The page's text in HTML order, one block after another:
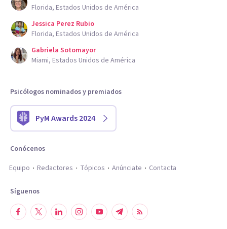
Florida, Estados Unidos de América
Jessica Perez Rubio
Florida, Estados Unidos de América
Gabriela Sotomayor
Miami, Estados Unidos de América
Psicólogos nominados y premiados
PyM Awards 2024
Conócenos
Equipo
Redactores Tópicos Anúnciate Contacta
Síguenos